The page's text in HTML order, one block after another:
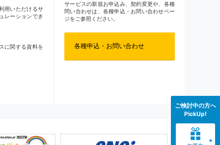
用いただけるサ
レーションでき
に関する資料を
サービスの新規お申込み、契約変更や、各種
問い合わせは、各種申込・お問い合わせペー
ジをご参照ください。
各種申込・お問い合わせ
ご検討中の方へ
PickUp!